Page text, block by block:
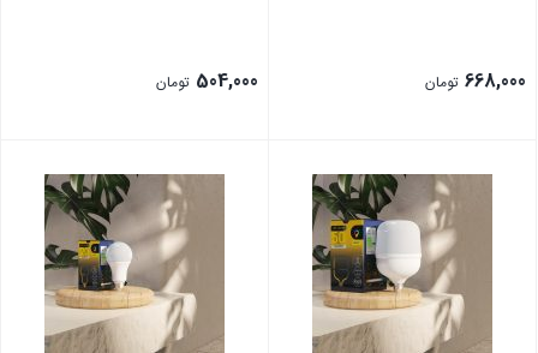
668,000 تومان 504,000 تومان